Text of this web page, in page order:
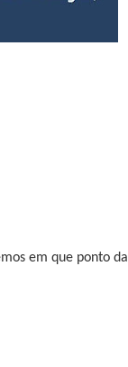
em que ponto da